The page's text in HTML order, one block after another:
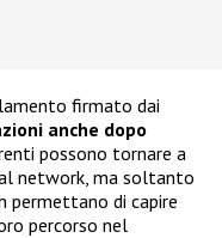
firmato dai
anche dopo
possono tornare a
network, ma soltanto
permettano di capire
percorso nel